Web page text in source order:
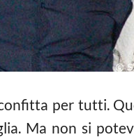
per tutti.
Ma non si